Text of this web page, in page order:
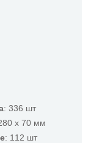
: 336 шт
x 70 мм
: 112 шт